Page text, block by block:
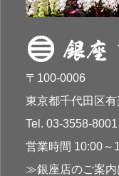
〒100-0006
東京都千代田区
Tel. 03-3558-
営業時間 10:00
≫銀座店のご案内